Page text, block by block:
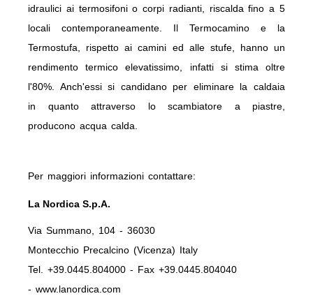
idraulici ai termosifoni o corpi radianti, riscalda fino a 5
locali contemporaneamente. Il Termocamino e la
Termostufa, rispetto ai camini ed alle stufe, hanno un
rendimento termico elevatissimo, infatti si stima oltre
l'80%. Anch'essi si candidano per eliminare la caldaia
in quanto attraverso lo scambiatore a piastre,
producono acqua calda.
Per maggiori informazioni contattare:
La Nordica S.p.A.
Via Summano, 104 - 36030
Montecchio Precalcino (Vicenza) Italy
Tel. +39.0445.804000 - Fax +39.0445.804040
- www.lanordica.com